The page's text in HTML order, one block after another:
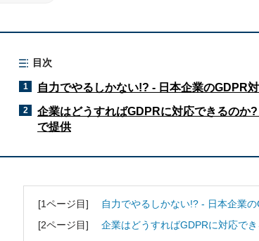
目次
1 自力でやるしかない!? - 日本企業のGDPR
2
企業はどうすればGDPRに対応できるのか
で提供
[1ページ目]
自力でやるしかない!? - 日本企業
[2ページ目] 企業はどうすればGDPRに対応で